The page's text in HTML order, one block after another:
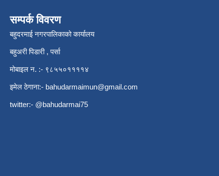
सम्पर्क विवरण
बहुदरमाई नगरपालिकाको कार्यालय
बहुअरी पिडारी , पर्सा
मोबाइल न. :- ९८५५०११११४
इमेल ठेगाना:- bahudarmaimun@gmail.com
twitter:- @bahudarmai75